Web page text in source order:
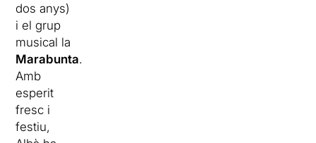
dos anys)
i el grup
musical la
Marabunta.
Amb
esperit
fresc i
festiu,